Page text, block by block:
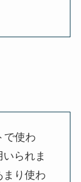
で使わ
られま
まり使わ